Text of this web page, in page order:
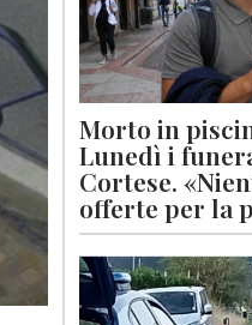
Morto in
Lunedì i
Cortese.
offerte per la